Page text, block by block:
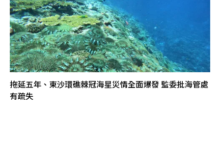
拖延五年、東沙環礁棘冠海星災情全面爆發 監委批海管處
有疏失